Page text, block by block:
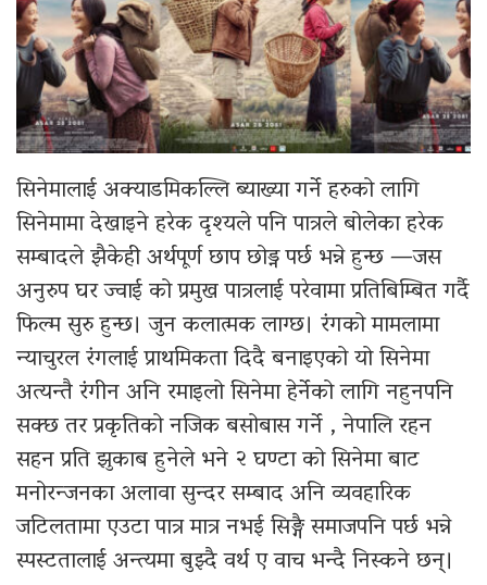
सिनेमालाई अक्याडमिकल्लि ब्याख्या गर्ने हरुको लागि
सिनेमामा देखाइने हरेक दृश्यले पनि पात्रले बोलेका हरेक
सम्बादले झैकेही अर्थपूर्ण छाप छोड्न पर्छ भन्ने हुन्छ —जस
अनुरुप घर ज्वाई को प्रमुख पात्रलाई परेवामा प्रतिबिम्बित गर्दै
फिल्म सुरु हुन्छ। जुन कलात्मक लाग्छ। रंगको मामलामा
न्याचुरल रंगलाई प्राथमिकता दिदै बनाइएको यो सिनेमा
अत्यन्तै रंगीन अनि रमाइलो सिनेमा हेर्नेको लागि नहुनपनि
सक्छ तर प्रकृतिको नजिक बसोबास गर्ने , नेपालि रहन
सहन प्रति झुकाब हुनेले भने २ घण्टा को सिनेमा बाट
मनोरन्जनका अलावा सुन्दर सम्बाद अनि व्यवहारिक
जटिलतामा एउटा पात्र मात्र नभई सिङ्गै समाजपनि पर्छ भन्ने
स्पस्टतालाई अन्त्यमा बुझ्दै वर्थ ए वाच भन्दै निस्कने छन्।